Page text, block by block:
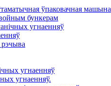
ўпаковачная машына
бункерам
угнаенняў
рэчыва
угнаенняў
угнаенняў.